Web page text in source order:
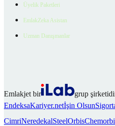
Üyelik Paketleri
EmlakZeka Asistan
Uzman Danışmanlar
Emlakjet bir
grup
EndeksaKariyer.netİşin Olsun
CimriNeredekalSteelOrbis